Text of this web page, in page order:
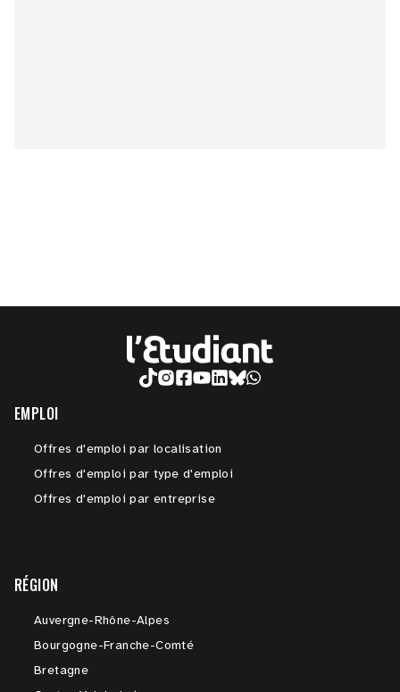
EMPLOI
Offres d'emploi par localisation
Offres d'emploi par type d'emploi
Offres d'emploi par entreprise
RÉGION
Auvergne-Rhône-Alpes
Bourgogne-Franche-Comté
Bretagne